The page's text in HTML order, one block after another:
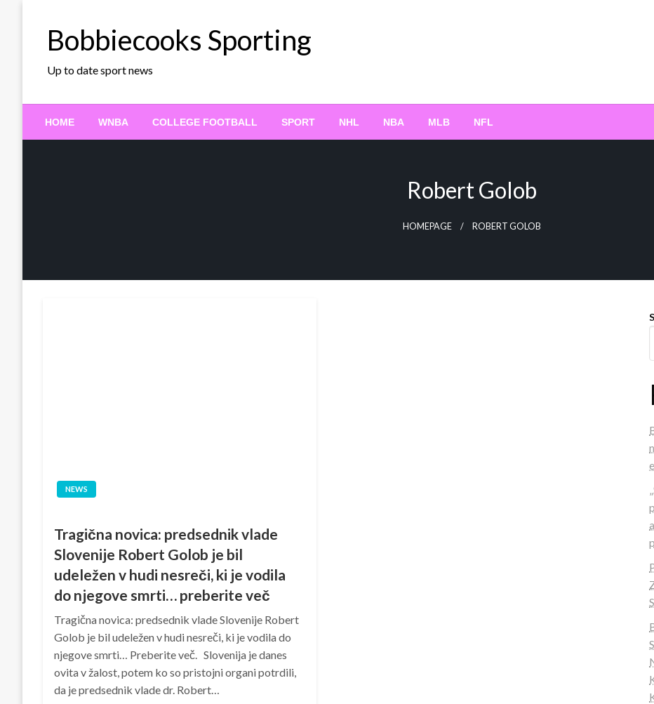
Bobbiecooks Sporting
Up to date sport news
HOME WNBA COLLEGE FOOTBALL SPORT NHL NBA MLB NFL
Robert Golob
HOMEPAGE ROBERT GOLOB
NEWS
Tragična novica: predsednik vlade
Slovenije Robert Golob je bil
udeležen v hudi nesreči, ki je vodila
do njegove smrti… preberite več
­Tragična novica: predsednik vlade Slovenije Robert
Golob je bil udeležen v hudi nesreči, ki je vodila do
njegove smrti… Preberite več. Slovenija je danes
ovita v žalost, potem ko so pristojni organi potrdili,
da je predsednik vlade dr. Robert…